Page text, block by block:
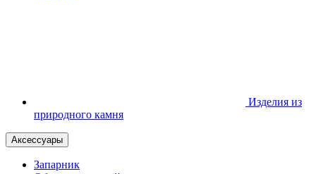
Изделия из
природного камня
Аксессуары
Запарник